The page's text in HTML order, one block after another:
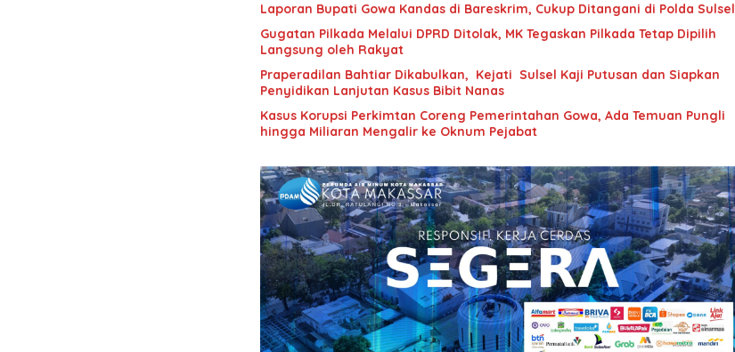
Laporan Bupati Gowa Kandas di Bareskrim, Cukup Ditangani di Polda Sulsel
Gugatan Pilkada Melalui DPRD Ditolak, MK Tegaskan Pilkada Tetap Dipilih
Langsung oleh Rakyat
Praperadilan Bahtiar Dikabulkan, Kejati Sulsel Kaji Putusan dan Siapkan
Penyidikan Lanjutan Kasus Bibit Nanas
Kasus Korupsi Perkimtan Coreng Pemerintahan Gowa, Ada Temuan Pungli
hingga Miliaran Mengalir ke Oknum Pejabat